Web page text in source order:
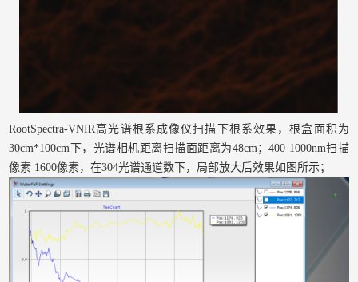
RootSpectra-VNIR高光谱根系成像仪扫描下根系效果，根盒面积为
30cm*100cm下，光谱相机距离扫描面距离为48cm；400-1000nm扫描
像素 1600像素，在304光谱通道数下，局部放大后效果如图所示；